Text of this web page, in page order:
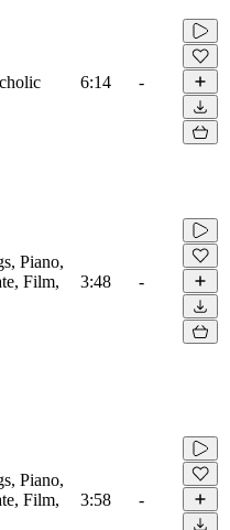
6:14 -
Piano,
Film,
3:48 -
Piano,
Film,
3:58 -